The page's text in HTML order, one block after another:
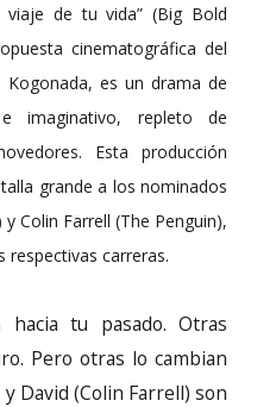
de tu vida” (Big Bold
cinematográfica del
es un drama de
imaginativo, repleto de
Esta producción
grande a los nominados
Colin Farrell (The Penguin),
respectivas carreras.
tu pasado. Otras
Pero otras lo cambian
David (Colin Farrell) son